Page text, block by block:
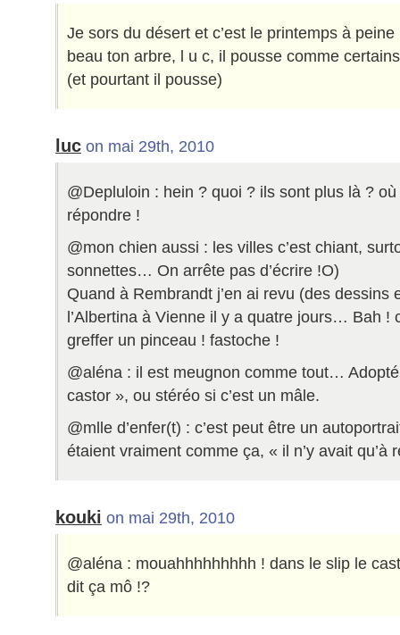
Je sors du désert et c’est le printemps à
beau ton arbre, l u c, il pousse comme
(et pourtant il pousse)
luc on mai 29th, 2010
@Depluloin : hein ? quoi ? ils sont plus là ?
répondre !
@mon chien aussi : les villes c’est chiant,
sonnettes… On arrête pas d’écrire !O)
Quand à Rembrandt j’en ai revu (des dessins
l’Albertina à Vienne il y a quatre jours… Bah !
greffer un pinceau ! fastoche !
@aléna : il est meugnon comme tout…
castor », ou stéréo si c’est un mâle.
@mlle d’enfer(t) : c’est peut être un
étaient vraiment comme ça, « il n’y avait qu’à
kouki on mai 29th, 2010
@aléna : mouahhhhhhhhh ! dans le slip le
dit ça mô !?